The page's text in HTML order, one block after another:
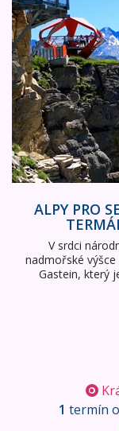
ALPY PRO
V srdci
nadmořské
Gastein, který
1 termín